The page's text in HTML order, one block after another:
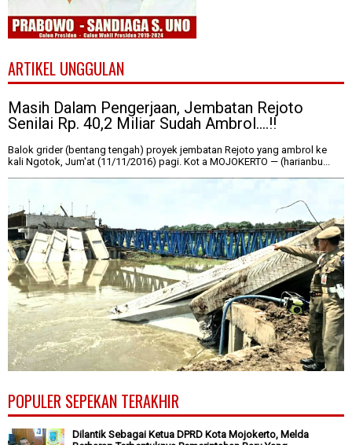
ARTIKEL UNGGULAN
Masih Dalam Pengerjaan, Jembatan Rejoto
Senilai Rp. 40,2 Miliar Sudah Ambrol....!!
Balok grider (bentang tengah) proyek jembatan Rejoto yang ambrol ke
kali Ngotok, Jum'at (11/11/2016) pagi. Kot a MOJOKERTO — (harianbu...
POPULER SEPEKAN TERAKHIR
Dilantik Sebagai Ketua DPRD Kota Mojokerto, Melda